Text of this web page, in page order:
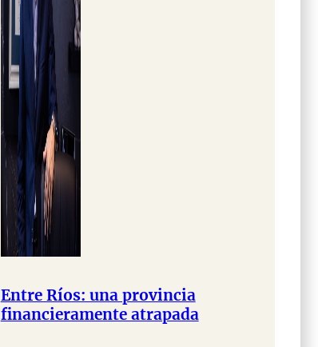
Entre Ríos: una provincia
financieramente atrapada